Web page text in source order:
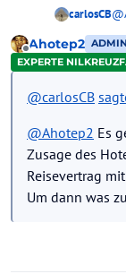
carlosCB@
Offline
Ahotep2 ADMIN
EXPERTE
@carlosCB
@Ahotep2 Es
Zusage des
Reisevertrag
Um dann was